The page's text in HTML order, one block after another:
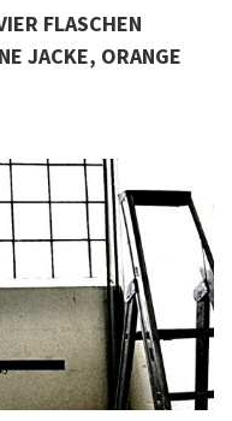
FLASCHEN
JACKE, ORANGE